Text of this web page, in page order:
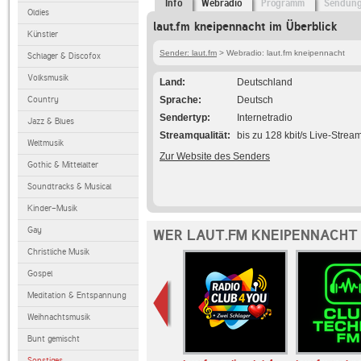
Oldies
Künstler
Schlager & Discofox
Volksmusik
Country
Jazz & Blues
Weltmusik
Gothic & Mittelalter
Soundtracks & Musical
Kinder-Musik
Gay
Christliche Musik
Gospel
Meditation & Entspannung
Weihnachtsmusik
Bunt gemischt
Info Webradio Programm
laut.fm kneipennacht im Überblick
Sender: laut.fm > Webradio: laut.fm kneipennacht
Land
Deutschland
Sprache
Deutsch
Sendertyp
Internetradio
Streamqualität
bis zu 128 kbit/s Live-
Zur Website des Senders
WER LAUT.FM